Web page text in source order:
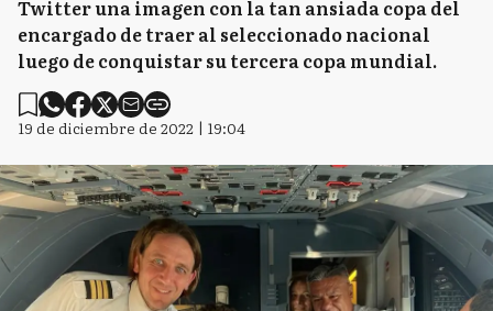
Twitter una imagen con la tan ansiada copa del
encargado de traer al seleccionado nacional
luego de conquistar su tercera copa mundial.
19 de diciembre de 2022 | 19:04